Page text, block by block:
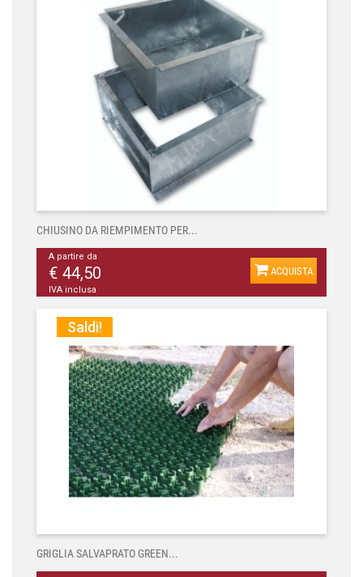
CHIUSINO DA RIEMPIMENTO PER...
A partire da
€ 44,50
IVA inclusa
ACQUISTA
Saldi!
GRIGLIA SALVAPRATO GREEN...